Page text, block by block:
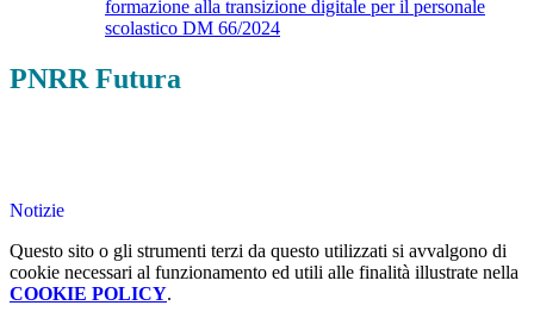
formazione alla transizione digitale per il personale
scolastico DM 66/2024
PNRR Futura
Notizie
Questo sito o gli strumenti terzi da questo utilizzati si avvalgono di
cookie necessari al funzionamento ed utili alle finalità illustrate nella
COOKIE POLICY.